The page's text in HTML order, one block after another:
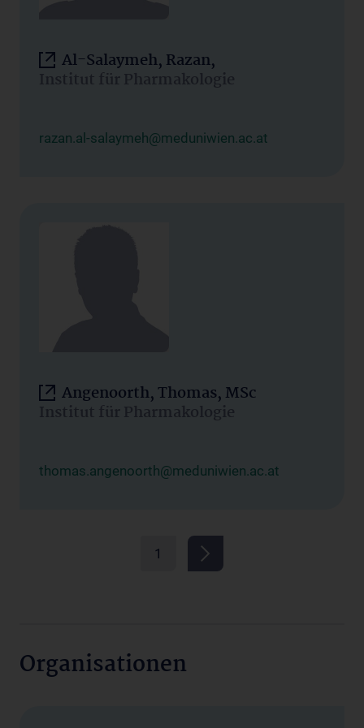
Al-Salaymeh, Razan,
Institut für Pharmakologie
razan.al-salaymeh@meduniwien.ac.at
Angenoorth, Thomas, MSc
Institut für Pharmakologie
thomas.angenoorth@meduniwien.ac.at
1
Organisationen